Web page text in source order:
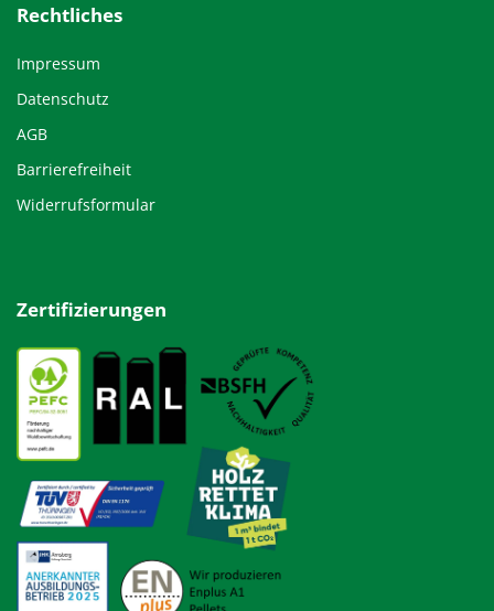
Rechtliches
Impressum
Datenschutz
AGB
Barrierefreiheit
Widerrufsformular
Zertifizierungen